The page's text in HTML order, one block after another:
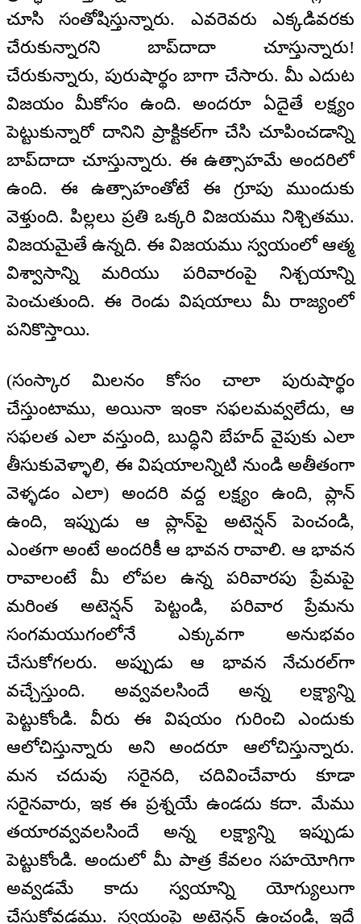
చూసి సంతోషిస్తున్నారు. ఎవరెవరు ఎక్కడివరకు
చేరుకున్నారని బాప్‌దాదా చూస్తున్నారు!
చేరుకున్నారు, పురుషార్థం బాగా చేసారు. మీ ఎదుట
విజయం మీకోసం ఉంది. అందరూ ఏదైతే లక్ష్యం
పెట్టుకున్నారో దానిని ప్రాక్టికల్‌గా చేసి చూపించడాన్ని
బాప్‌దాదా చూస్తున్నారు. ఈ ఉత్సాహమే అందరిలో
ఉంది. ఈ ఉత్సాహంతోటే ఈ గ్రూపు ముందుకు
వెళ్తుంది. పిల్లలు ప్రతి ఒక్కరి విజయము నిశ్చితము.
విజయమైతే ఉన్నది. ఈ విజయము స్వయంలో ఆత్మ
విశ్వాసాన్ని మరియు పరివారంపై నిశ్చయాన్ని
పెంచుతుంది. ఈ రెండు విషయాలు మీ రాజ్యంలో
పనికొస్తాయి.
(సంస్కార మిలనం కోసం చాలా పురుషార్థం
చేస్తుంటాము, అయినా ఇంకా సఫలమవ్వలేదు, ఆ
సఫలత ఎలా వస్తుంది, బుద్ధిని బేహద్‌ వైపుకు ఎలా
తీసుకువెళ్ళాలి, ఈ విషయాలన్నిటి నుండి అతీతంగా
వెళ్ళడం ఎలా) అందరి వద్ద లక్ష్యం ఉంది, ప్లాన్
ఉంది, ఇప్పుడు ఆ ప్లాన్‌పై అటెన్షన్ పెంచండి,
ఎంతగా అంటే అందరికీ ఆ భావన రావాలి. ఆ భావన
రావాలంటే మీ లోపల ఉన్న పరివారపు ప్రేమపై
మరింత అటెన్షన్ పెట్టండి, పరివార ప్రేమను
సంగమయుగంలోనే ఎక్కువగా అనుభవం
చేసుకోగలరు. అప్పుడు ఆ భావన నేచురల్‌గా
వచ్చేస్తుంది. అవ్వవలసిందే అన్న లక్ష్యాన్ని
పెట్టుకోండి. వీరు ఈ విషయం గురించి ఎందుకు
ఆలోచిస్తున్నారు అని అందరూ ఆలోచిస్తున్నారు.
మన చదువు సరైనది, చదివించేవారు కూడా
సరైనవారు, ఇక ఈ ప్రశ్నయే ఉండదు కదా. మేము
తయారవ్వవలసిందే అన్న లక్ష్యాన్ని ఇప్పుడు
పెట్టుకోండి. అందులో మీ పాత్ర కేవలం సహయోగిగా
అవ్వడమే కాదు స్వయాన్ని యోగ్యులుగా
చేసుకోవడము. స్వయంపై అటెన్షన్ ఉంచండి, ఇదే